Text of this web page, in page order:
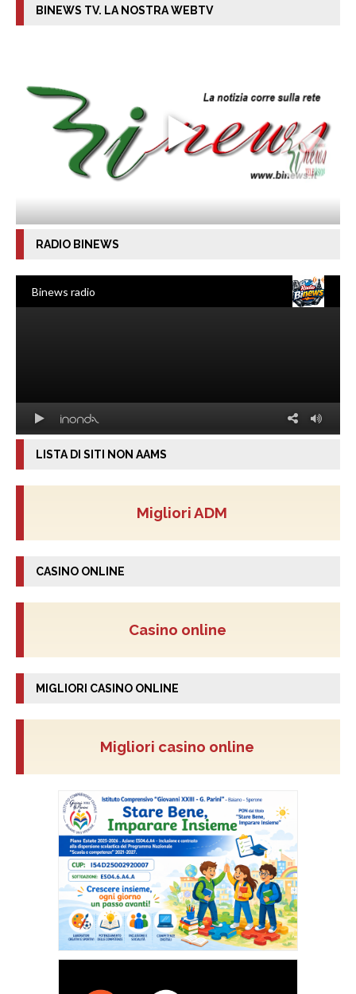
BINEWS TV. LA NOSTRA WEBTV
RADIO BINEWS
LISTA DI SITI NON AAMS
Migliori ADM
CASINO ONLINE
Casino online
MIGLIORI CASINO ONLINE
Migliori casino online